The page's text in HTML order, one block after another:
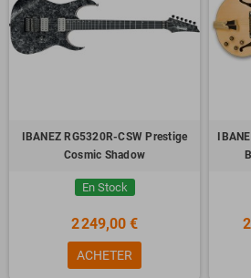
IBANEZ RG5320R-CSW Prestige
Cosmic Shadow
En Stock
2 249,00 €
ACHETER